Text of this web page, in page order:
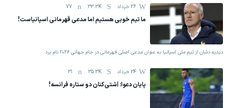
26 خرداد 33.3K
77
ما تیم خوبی هستیم اما مدعی قهرمانی اسپانیاست!
دیدیه دشان از تیم ملی اسپانیا به عنوان مدعی اصلی قهرمانی در جام جهانی ۲۰۲۶ نام برد.
24 خرداد 35.3K
31
پایان دعوا: آشتی‌کنان دو ستاره فرانسه!